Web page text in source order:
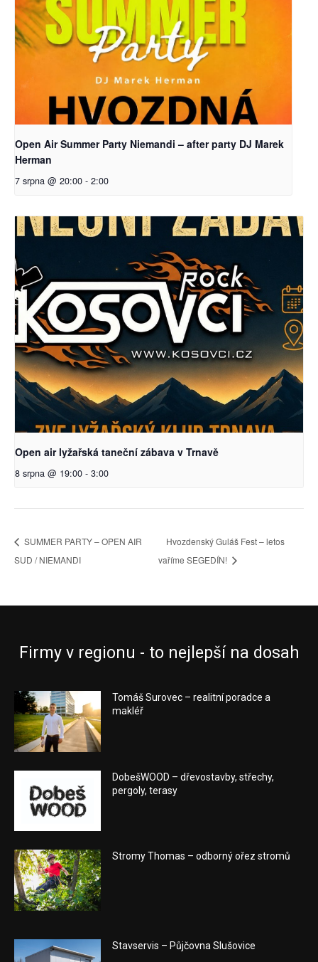
Open Air Summer Party Niemandi – after party DJ Marek
Herman
7 srpna @ 20:00 - 2:00
Open air lyžařská taneční zábava v Trnavě
8 srpna @ 19:00 - 3:00
SUMMER PARTY – OPEN AIR
SUD / NIEMANDI
Hvozdenský Guláš Fest – letos
vaříme SEGEDÍN!
Firmy v regionu - to nejlepší na dosah
Tomáš Surovec – realitní poradce a
makléř
DobešWOOD – dřevostavby, střechy,
pergoly, terasy
Stromy Thomas – odborný ořez stromů
Stavservis – Půjčovna Slušovice